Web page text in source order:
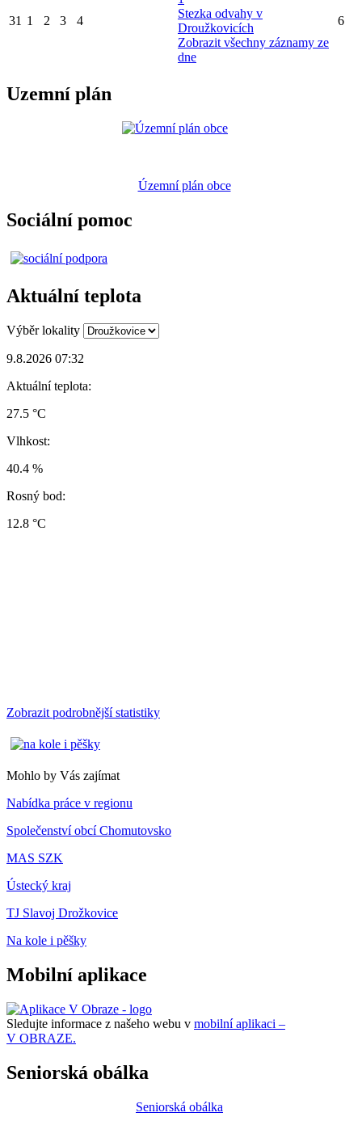
31 1 2 3 4
Stezka odvahy v
Droužkovicích
Zobrazit všechny záznamy ze
dne
6
Uzemní plán
Územní plán obce
Sociální pomoc
Aktuální teplota
Výběr lokality
9.8.2026 07:32
Aktuální teplota:
27.5 °C
Vlhkost:
40.4 %
Rosný bod:
12.8 °C
Zobrazit podrobnější statistiky
Mohlo by Vás zajímat
Nabídka práce v regionu
Společenství obcí Chomutovsko
MAS SZK
Ústecký kraj
TJ Slavoj Drožkovice
Na kole i pěšky
Mobilní aplikace
Sledujte informace z našeho webu v mobilní aplikaci –
V OBRAZE.
Seniorská obálka
Seniorská obálka